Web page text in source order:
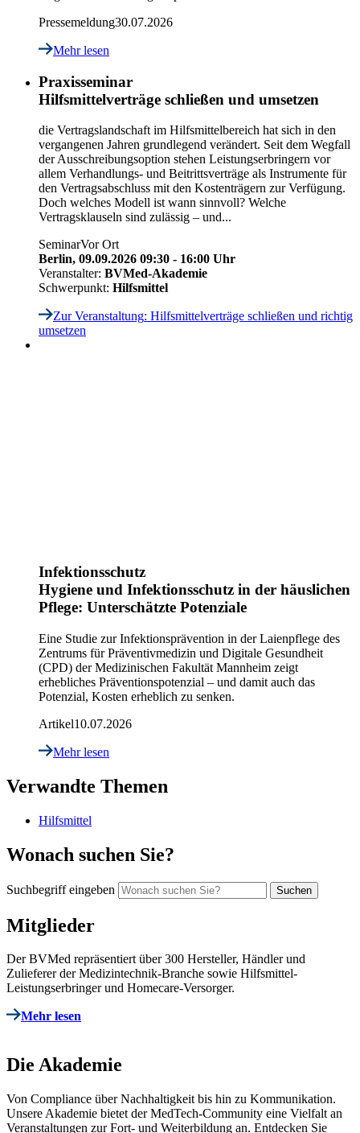
Pressemeldung30.07.2026
Mehr lesen
Praxisseminar
Hilfsmittelverträge schließen und umsetzen
die Vertragslandschaft im Hilfsmittelbereich hat sich in den
vergangenen Jahren grundlegend verändert. Seit dem Wegfall
der Ausschreibungsoption stehen Leistungserbringern vor
allem Verhandlungs- und Beitrittsverträge als Instrumente für
den Vertragsabschluss mit den Kostenträgern zur Verfügung.
Doch welches Modell ist wann sinnvoll? Welche
Vertragsklauseln sind zulässig – und...
SeminarVor Ort
Berlin, 09.09.2026 09:30 - 16:00 Uhr
Veranstalter: BVMed-Akademie
Schwerpunkt: Hilfsmittel
Zur Veranstaltung: Hilfsmittelverträge schließen und richtig
umsetzen
Infektionsschutz
Hygiene und Infektionsschutz in der häuslichen
Pflege: Unterschätzte Potenziale
Eine Studie zur Infektionsprävention in der Laienpflege des
Zentrums für Präventivmedizin und Digitale Gesundheit
(CPD) der Medizinischen Fakultät Mannheim zeigt
erhebliches Präventionspotenzial – und damit auch das
Potenzial, Kosten erheblich zu senken.
Artikel10.07.2026
Mehr lesen
Verwandte Themen
Hilfsmittel
Wonach suchen Sie?
Suchbegriff eingeben
Mitglieder
Der BVMed repräsentiert über 300 Hersteller, Händler und
Zulieferer der Medizintechnik-Branche sowie Hilfsmittel-
Leistungserbringer und Homecare-Versorger.
Mehr lesen
Die Akademie
Von Compliance über Nachhaltigkeit bis hin zu Kommunikation.
Unsere Akademie bietet der MedTech-Community eine Vielfalt an
Veranstaltungen zur Fort- und Weiterbildung an. Entdecken Sie